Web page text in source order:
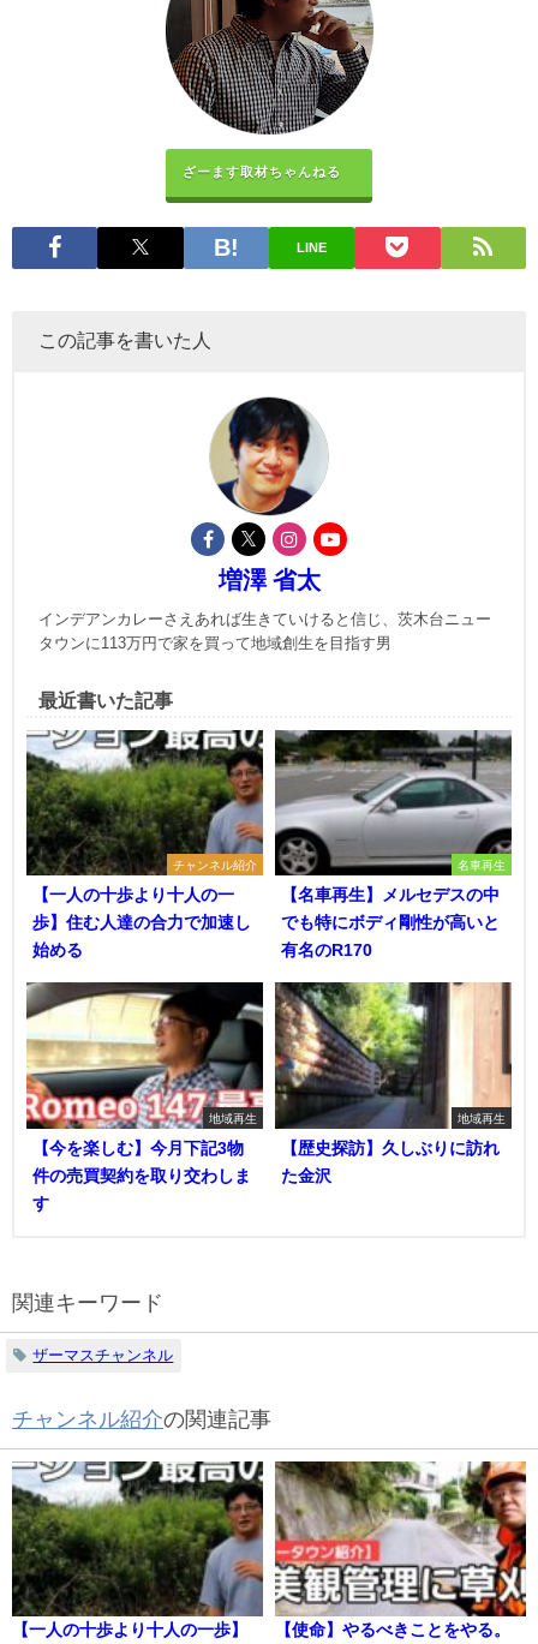
ざーます取材ちゃんねる
LINE
この記事を書いた人
増澤 省太
インデアンカレーさえあれば生きていけると信じ、茨木台ニュー
タウンに113万円で家を買って地域創生を目指す男
最近書いた記事
チャンネル紹介
【一人の十歩より十人の一
歩】住む人達の合力で加速し
始める
名車再生
【名車再生】メルセデスの中
でも特にボディ剛性が高いと
有名のR170
地域再生
【今を楽しむ】今月下記3物
件の売買契約を取り交わしま
す
地域再生
【歴史探訪】久しぶりに訪れ
た金沢
関連キーワード
ザーマスチャンネル
チャンネル紹介の関連記事
【一人の十歩より十人の一歩】 【使命】やるべきことをやる。